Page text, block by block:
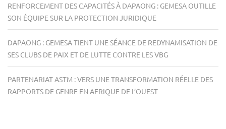
RENFORCEMENT DES CAPACITÉS À DAPAONG : GEMESA OUTILLE
SON ÉQUIPE SUR LA PROTECTION JURIDIQUE
DAPAONG : GEMESA TIENT UNE SÉANCE DE REDYNAMISATION DE
SES CLUBS DE PAIX ET DE LUTTE CONTRE LES VBG
PARTENARIAT ASTM : VERS UNE TRANSFORMATION RÉELLE DES
RAPPORTS DE GENRE EN AFRIQUE DE L’OUEST